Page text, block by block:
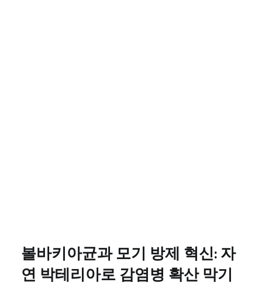
볼바키아균과 모기 방제 혁신: 자
연 박테리아로 감염병 확산 막기